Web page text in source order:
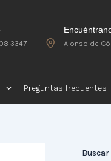
3347 Alonso de
Preguntas frecuentes
Buscar